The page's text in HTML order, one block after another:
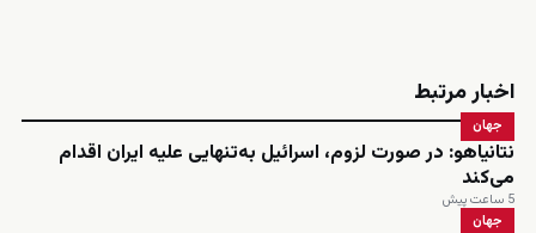
اخبار مرتبط
جهان
نتانیاهو: در صورت لزوم، اسرائیل به‌تنهایی علیه ایران اقدام
می‌کند
5 ساعت پیش
جهان